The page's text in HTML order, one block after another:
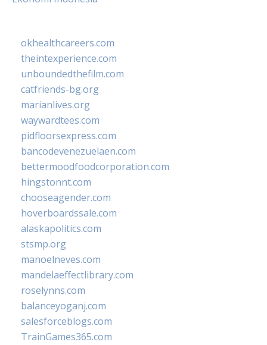
okhealthcareers.com
theintexperience.com
unboundedthefilm.com
catfriends-bg.org
marianlives.org
waywardtees.com
pidfloorsexpress.com
bancodevenezuelaen.com
bettermoodfoodcorporation.com
hingstonnt.com
chooseagender.com
hoverboardssale.com
alaskapolitics.com
stsmp.org
manoelneves.com
mandelaeffectlibrary.com
roselynns.com
balanceyoganj.com
salesforceblogs.com
TrainGames365.com